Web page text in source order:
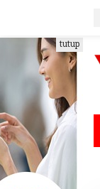
e
k
o
n
t
e
n
tutup